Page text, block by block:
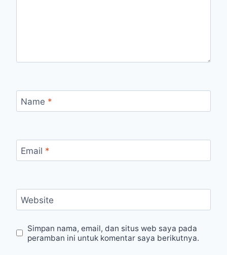
Name *
Email *
Website
Simpan nama, email, dan situs web saya pada
peramban ini untuk komentar saya berikutnya.